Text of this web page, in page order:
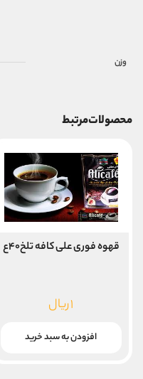
وزن
محصولات مرتبط
قهوه فوری علی کافه تلخ۴۰ع
۱ریال
افزودن به سبد خرید